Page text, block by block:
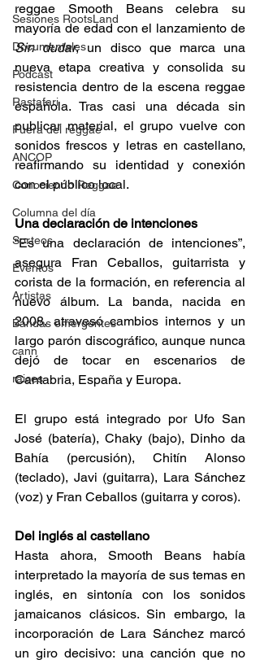
Sesiones RootsLand
Documentales
Podcast
Rastafari
Fuera del reggae
ANCOP
Conociendo Reggae
Columna del día
Sorteos
Eventos
Artistas
Bandas emergentes
cann
raices
reggae Smooth Beans celebra su
Sin dudar, un disco que marca una
nueva etapa creativa y consolida su
resistencia dentro de la escena reggae
española. Tras casi una década sin
publicar material, el grupo vuelve con
sonidos frescos y letras en castellano,
reafirmando su identidad y conexión
con el público local.
Una declaración de intenciones
“Es una declaración de intenciones”,
asegura Fran Ceballos, guitarrista y
corista de la formación, en referencia al
nuevo álbum. La banda, nacida en
2008, atravesó cambios internos y un
largo parón discográfico, aunque nunca
dejó de tocar en escenarios de
Cantabria, España y Europa.
El grupo está integrado por Ufo San
José (batería), Chaky (bajo), Dinho da
Bahía (percusión), Chitín Alonso
(teclado), Javi (guitarra), Lara Sánchez
(voz) y Fran Ceballos (guitarra y coros).
Del inglés al castellano
Hasta ahora, Smooth Beans había
interpretado la mayoría de sus temas en
inglés, en sintonía con los sonidos
jamaicanos clásicos. Sin embargo, la
incorporación de Lara Sánchez marcó
un giro decisivo: una canción que no